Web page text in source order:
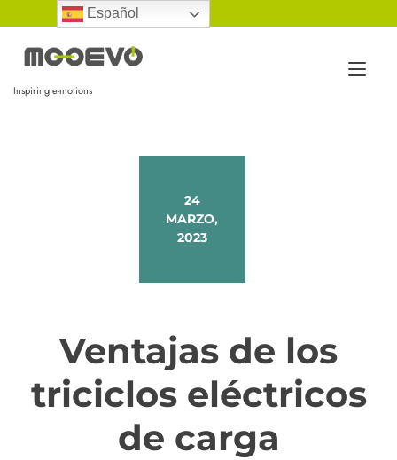
al
Inspiring e-motions
24
MARZO,
2023
Ventajas de los
triciclos eléctricos
de carga
Español